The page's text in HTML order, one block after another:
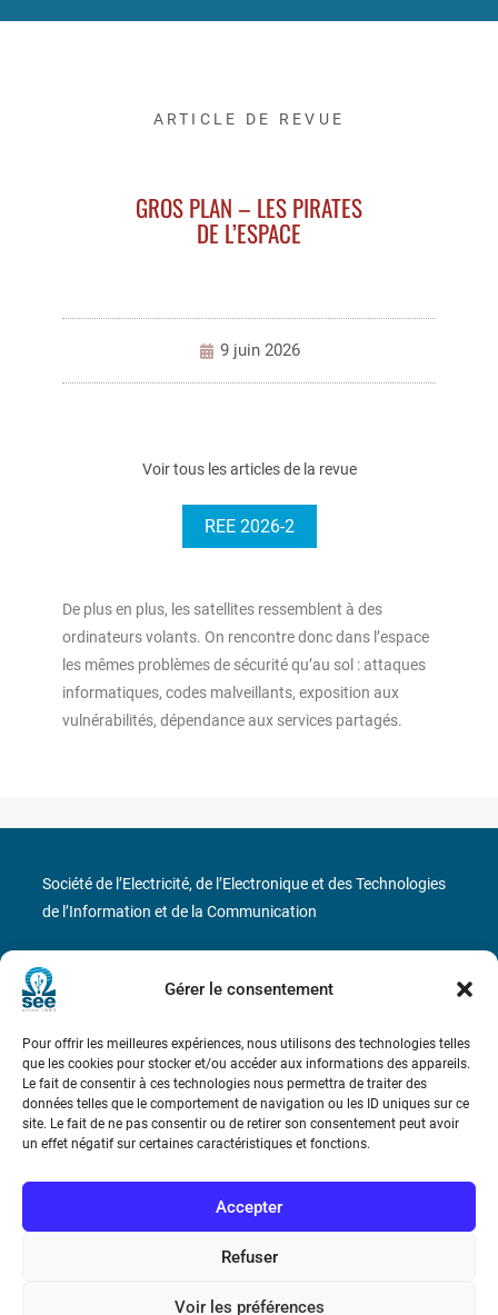
Gérer le consentement
Pour offrir les meilleures expériences, nous utilisons des technologies telles
que les cookies pour stocker et/ou accéder aux informations des appareils.
Le fait de consentir à ces technologies nous permettra de traiter des
données telles que le comportement de navigation ou les ID uniques sur ce
site. Le fait de ne pas consentir ou de retirer son consentement peut avoir
un effet négatif sur certaines caractéristiques et fonctions.
Accepter
Refuser
Voir les préférences
ARTICLE DE REVUE
GROS PLAN – LES PIRATES
DE L’ESPACE
9 juin 2026
Voir tous les articles de la revue
REE 2026-2
De plus en plus, les satellites ressemblent à des
ordinateurs volants. On rencontre donc dans l’espace
les mêmes problèmes de sécurité qu’au sol : attaques
informatiques, codes malveillants, exposition aux
vulnérabilités, dépendance aux services partagés.
Bicentenaire des découvertes d’André-
Société de l’Electricité, de l’Electronique et des Technologies
de l’Information et de la Communication
Métro : « Boissière » Ligne 6 et « Iéna » Ligne 9
Téléphone : (+33) 1 56 90 37 17
N° de SIREN : 785 393 232, Code APE : 9412Z TVA intra-
communautaire : FR44 785 393 232